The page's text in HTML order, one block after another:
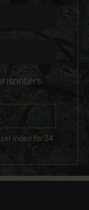
inden for 24